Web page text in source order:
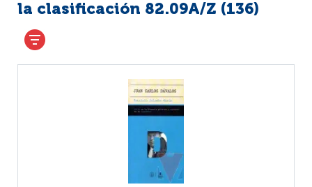
la clasificación 82.09A/Z (136)